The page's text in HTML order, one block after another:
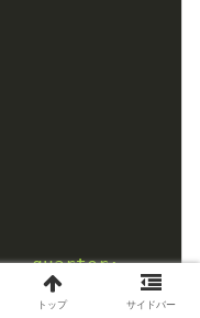
= quarter;
トップ サイドバー